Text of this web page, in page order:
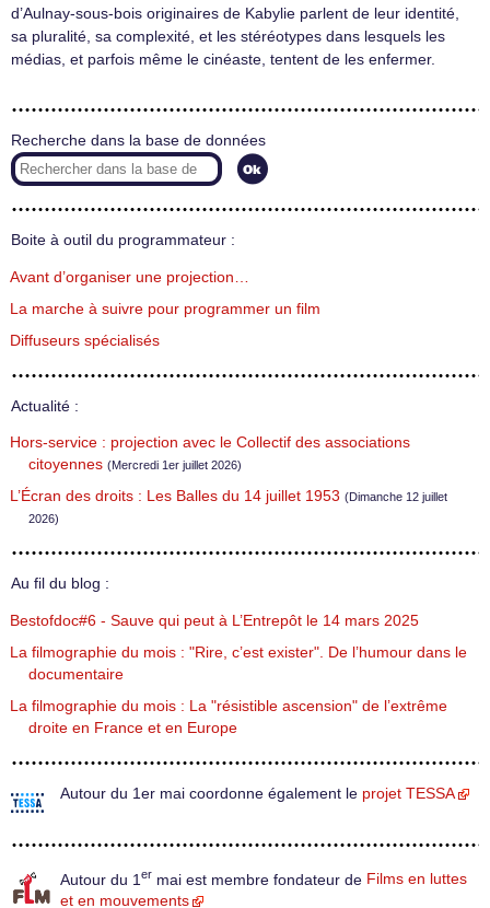
d’Aulnay-sous-bois originaires de Kabylie parlent de leur identité,
sa pluralité, sa complexité, et les stéréotypes dans lesquels les
médias, et parfois même le cinéaste, tentent de les enfermer.
Recherche dans la base de données
Boite à outil du programmateur :
Avant d’organiser une projection…
La marche à suivre pour programmer un film
Diffuseurs spécialisés
Actualité :
Hors-service : projection avec le Collectif des associations
citoyennes (Mercredi 1er juillet 2026)
L’Écran des droits : Les Balles du 14 juillet 1953 (Dimanche 12 juillet
2026)
Au fil du blog :
Bestofdoc#6 - Sauve qui peut à L’Entrepôt le 14 mars 2025
La filmographie du mois : "Rire, c’est exister". De l’humour dans le
documentaire
La filmographie du mois : La "résistible ascension" de l’extrême
droite en France et en Europe
Autour du 1er mai coordonne également le projet TESSA
Autour du 1 er mai est membre fondateur de Films en luttes
et en mouvements